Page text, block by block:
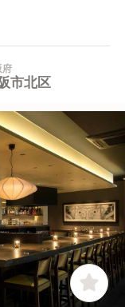
府
市北区